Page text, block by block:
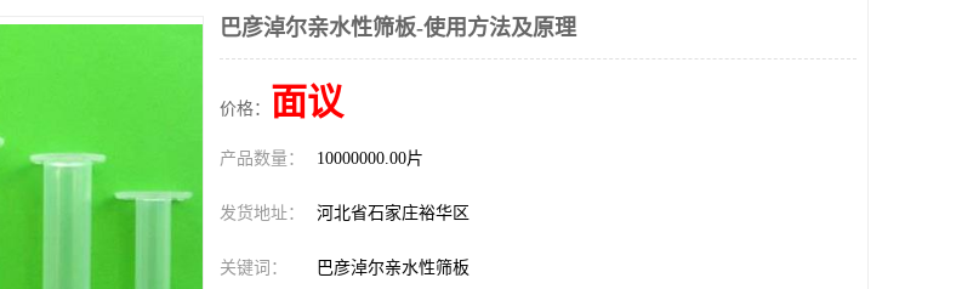
巴彦淖尔亲水性筛板-使用方法及原理
价格： 面议
产品数量： 10000000.00片
发货地址： 河北省石家庄裕华区
关键词： 巴彦淖尔亲水性筛板